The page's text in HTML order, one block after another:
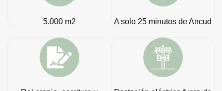
5.000 m2 A solo 25 minutos de Ancud